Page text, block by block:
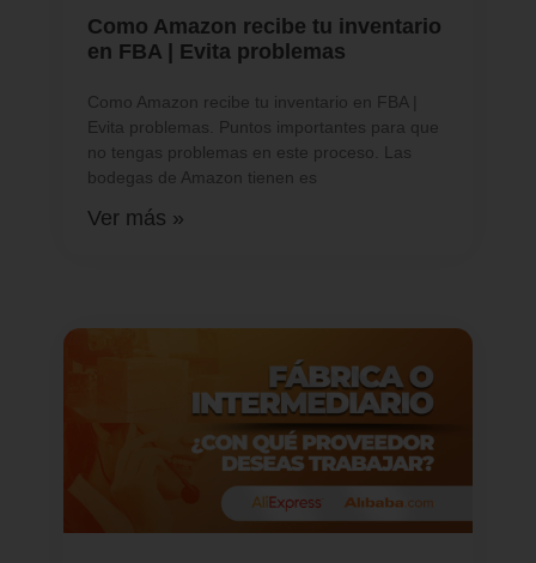
Como Amazon recibe tu inventario
en FBA | Evita problemas
Como Amazon recibe tu inventario en FBA |
Evita problemas. Puntos importantes para que
no tengas problemas en este proceso. Las
bodegas de Amazon tienen es
Ver más »